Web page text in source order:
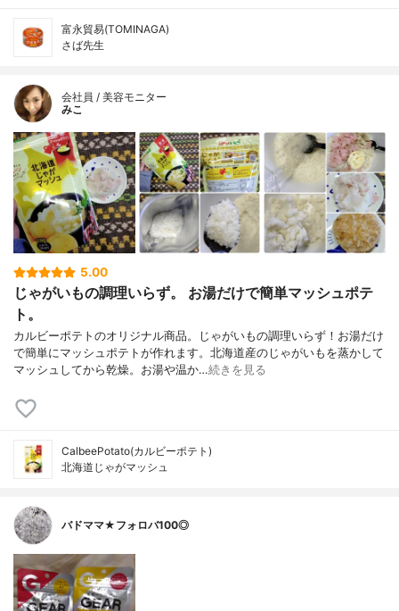
富永貿易(TOMINAGA)
さば先生
会社員 / 美容モニター
みこ
5.00
じゃがいもの調理いらず。 お湯だけで簡単マッシュポテ
ト。
カルビーポテトのオリジナル商品。じゃがいもの調理いらず！お湯だけ
で簡単にマッシュポテトが作れます。北海道産のじゃがいもを蒸かして
マッシュしてから乾燥。お湯や温か…続きを見る
CalbeePotato(カルビーポテト)
北海道じゃがマッシュ
バドママ★フォロバ100◎